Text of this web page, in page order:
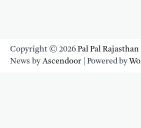
Copyright © 2026Pal Pal Rajasthan
News byAscendoor | Powered by